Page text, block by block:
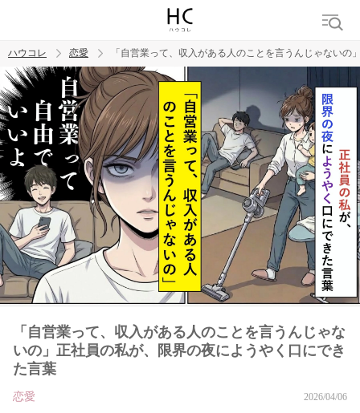
トレンド ワード
恋愛
ハウコレ 恋愛 「自営業って、収入がある人のことを言うんじゃない
「自営業って、収入がある人のことを言うんじゃな
いの」正社員の私が、限界の夜にようやく口にでき
た言葉
恋愛 2026/04/06